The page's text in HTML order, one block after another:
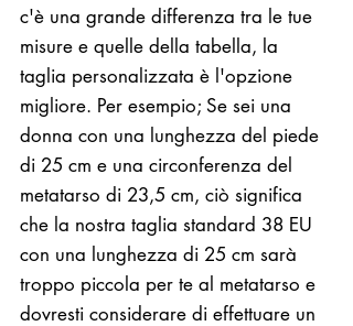
c'è una grande differenza tra le tue
misure e quelle della tabella, la
taglia personalizzata è l'opzione
migliore. Per esempio; Se sei una
donna con una lunghezza del piede
di 25 cm e una circonferenza del
metatarso di 23,5 cm, ciò significa
che la nostra taglia standard 38 EU
con una lunghezza di 25 cm sarà
troppo piccola per te al metatarso e
dovresti considerare di effettuare un